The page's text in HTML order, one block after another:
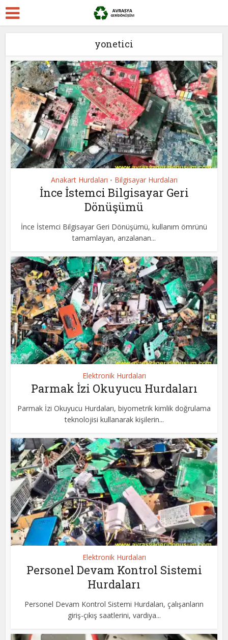
yonetici
Anakart Hurdaları • Bilgisayar Hurdaları
İnce İstemci Bilgisayar Geri
Dönüşümü
İnce İstemci Bilgisayar Geri Dönüşümü, kullanım ömrünü
tamamlayan, arızalanan...
Elektronik Hurdaları
Parmak İzi Okuyucu Hurdaları
Parmak İzi Okuyucu Hurdaları, biyometrik kimlik doğrulama
teknolojisi kullanarak kişilerin...
Elektronik Hurdaları
Personel Devam Kontrol Sistemi
Hurdaları
Personel Devam Kontrol Sistemi Hurdaları, çalışanların
giriş-çıkış saatlerini, vardiya...